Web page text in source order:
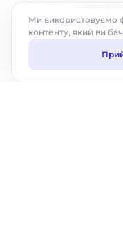
Ми використовуємо
контенту, який ви